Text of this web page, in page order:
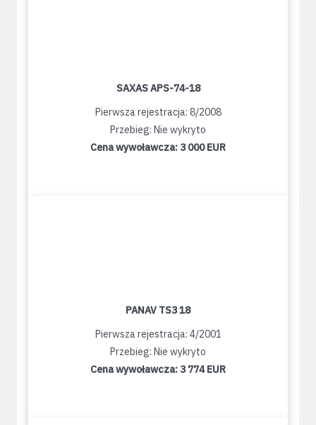
SAXAS APS-74-18
Pierwsza rejestracja: 8/2008
Przebieg: Nie wykryto
Cena wywoławcza: 3 000 EUR
PANAV TS3 18
Pierwsza rejestracja: 4/2001
Przebieg: Nie wykryto
Cena wywoławcza: 3 774 EUR